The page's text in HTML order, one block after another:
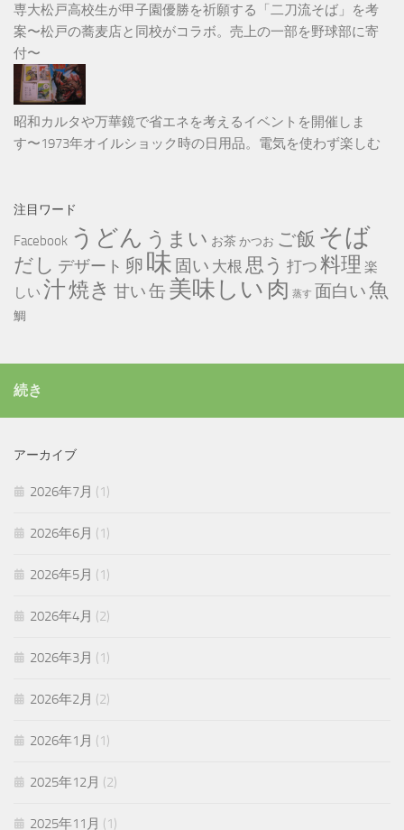
専大松戸高校生が甲子園優勝を祈願する「二刀流そば」を考
案〜松戸の蕎麦店と同校がコラボ。売上の一部を野球部に寄
付〜
昭和カルタや万華鏡で省エネを考えるイベントを開催しま
す〜1973年オイルショック時の日用品。電気を使わず楽しむ
注目ワード
Facebook うどん うまい お茶 かつお ご飯 そば
だし デザート 卵 味 固い 大根 思う 打つ 料理 楽
しい 汁焼き 甘い缶美味しい 肉 蒸す 面白い 魚
鯛
続き
アーカイブ
2026年7月 (1)
2026年6月 (1)
2026年5月 (1)
2026年4月 (2)
2026年3月 (1)
2026年2月 (2)
2026年1月 (1)
2025年12月 (2)
2025年11月 (1)